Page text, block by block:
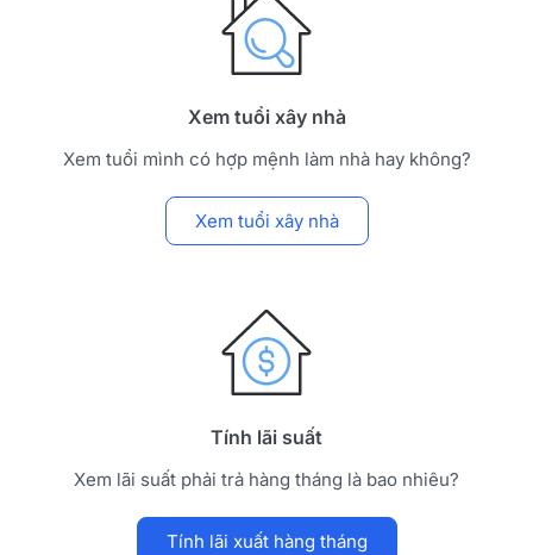
Xem tuổi xây nhà
Xem tuổi mình có hợp mệnh làm nhà hay không?
Xem tuổi xây nhà
Tính lãi suất
Xem lãi suất phải trả hàng tháng là bao nhiêu?
Tính lãi xuất hàng tháng